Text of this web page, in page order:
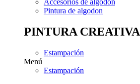
Accesorios de algodon
Pintura de algodon
PINTURA CREATIVA
Estampación
Menú
Estampación